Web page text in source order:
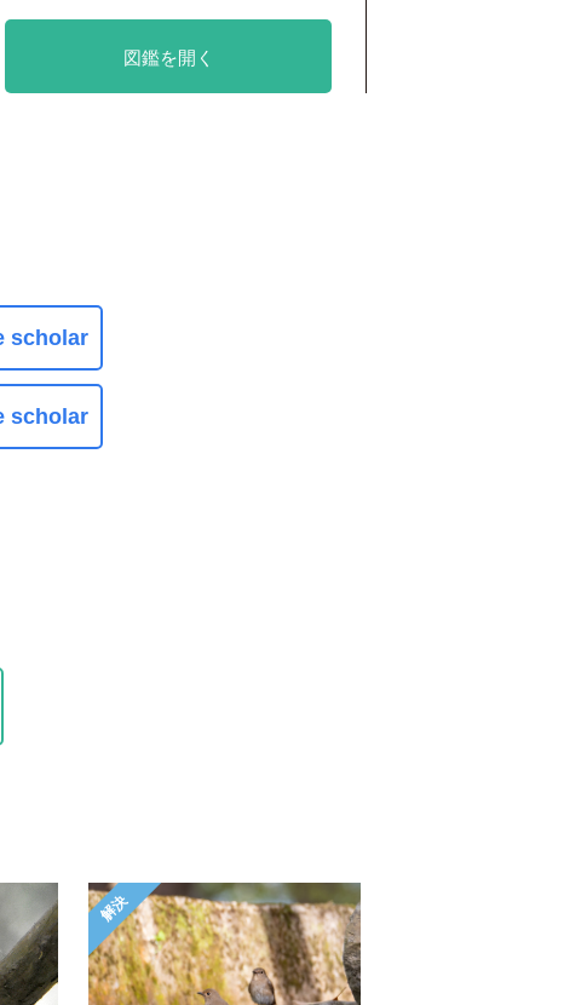
図鑑を開く
scholar
scholar
解決